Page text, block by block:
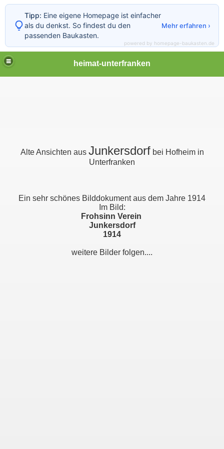
heimat-unterfranken
Alte Ansichten aus Junkersdorfbei Hofheim in
Unterfranken
Ein sehr schönes Bilddokument aus dem Jahre 1914
Im Bild:
Frohsinn Verein
Junkersdorf
1914
weitere Bilder folgen....
Tipp: Eine eigene Homepage ist einfacher
als du denkst. So findest du den
passenden Baukasten.
Mehr erfahren ›
powered by homepage-baukasten.de